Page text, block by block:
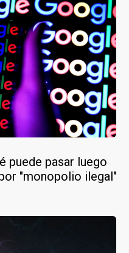
puede pasar luego
"monopolio ilegal"